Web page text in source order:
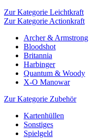
Zur Kategorie Leichtkraft
Zur Kategorie Actionkraft
Archer & Armstrong
Bloodshot
Britannia
Harbinger
Quantum & Woody
X-O Manowar
Zur Kategorie Zubehör
Kartenhüllen
Sonstiges
Spielgeld